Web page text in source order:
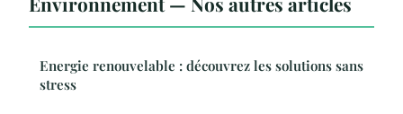
Energie renouvelable : découvrez les solutions sans
stress